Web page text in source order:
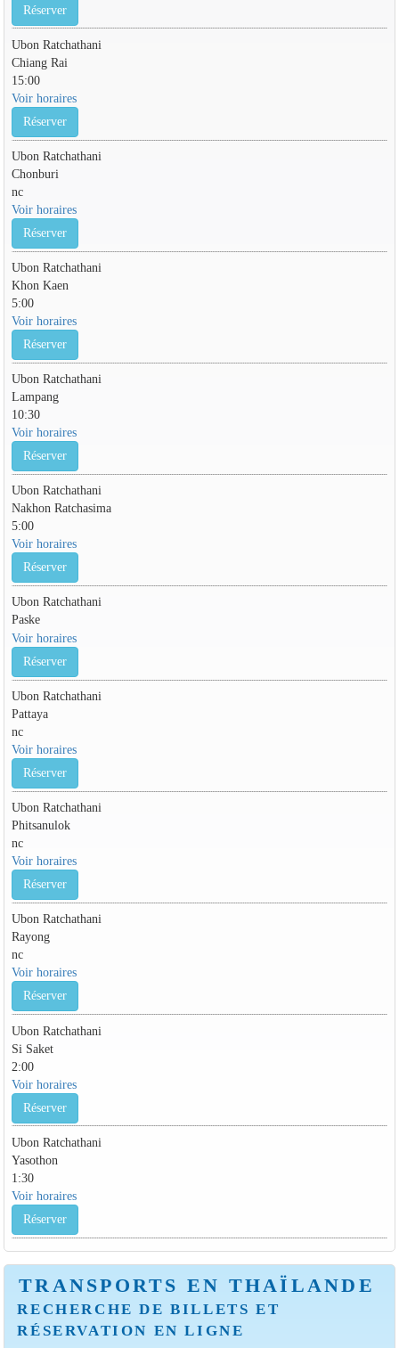
Réserver
Ubon Ratchathani
Chiang Rai
15:00
Voir horaires
Réserver
Ubon Ratchathani
Chonburi
nc
Voir horaires
Réserver
Ubon Ratchathani
Khon Kaen
5:00
Voir horaires
Réserver
Ubon Ratchathani
Lampang
10:30
Voir horaires
Réserver
Ubon Ratchathani
Nakhon Ratchasima
5:00
Voir horaires
Réserver
Ubon Ratchathani
Paske
Voir horaires
Réserver
Ubon Ratchathani
Pattaya
nc
Voir horaires
Réserver
Ubon Ratchathani
Phitsanulok
nc
Voir horaires
Réserver
Ubon Ratchathani
Rayong
nc
Voir horaires
Réserver
Ubon Ratchathani
Si Saket
2:00
Voir horaires
Réserver
Ubon Ratchathani
Yasothon
1:30
Voir horaires
Réserver
TRANSPORTS EN THAÏLANDE
RECHERCHE DE BILLETS ET
RÉSERVATION EN LIGNE